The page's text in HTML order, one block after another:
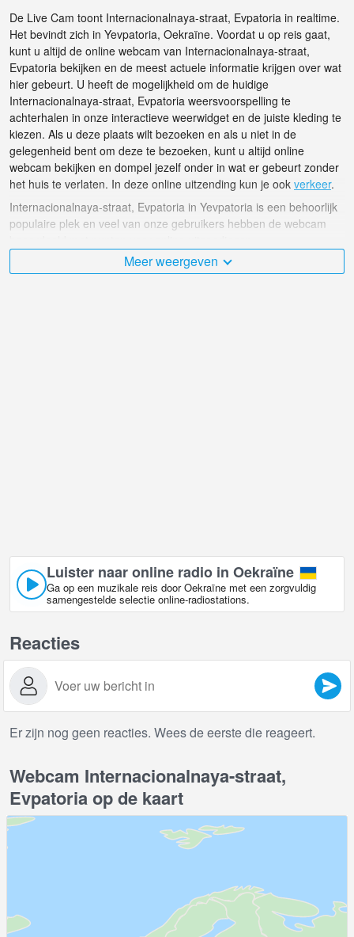
De Live Cam toont Internacionalnaya-straat, Evpatoria in realtime.
Het bevindt zich in Yevpatoria, Oekraïne. Voordat u op reis gaat,
kunt u altijd de online webcam van Internacionalnaya-straat,
Evpatoria bekijken en de meest actuele informatie krijgen over wat
hier gebeurt. U heeft de mogelijkheid om de huidige
Internacionalnaya-straat, Evpatoria weersvoorspelling te
achterhalen in onze interactieve weerwidget en de juiste kleding te
kiezen. Als u deze plaats wilt bezoeken en als u niet in de
gelegenheid bent om deze te bezoeken, kunt u altijd online
webcam bekijken en dompel jezelf onder in wat er gebeurt zonder
het huis te verlaten. In deze online uitzending kun je ook verkeer.
Internacionalnaya-straat, Evpatoria in Yevpatoria is een behoorlijk
populaire plek en veel van onze gebruikers hebben de webcam
De Oekraïne is zeer divers en er zijn een groot aantal plaatsen die
Meer weergeven
Luister naar online radio in Oekraïne
Ga op een muzikale reis door Oekraïne met een zorgvuldig
samengestelde selectie online-radiostations.
Reacties
Er zijn nog geen reacties. Wees de eerste die reageert.
Webcam Internacionalnaya-straat,
Evpatoria op de kaart